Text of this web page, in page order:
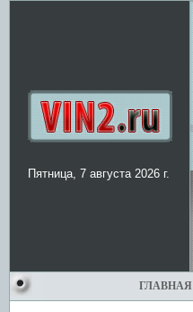
Пятница, 7 августа 2026 г.
ГЛАВНАЯ